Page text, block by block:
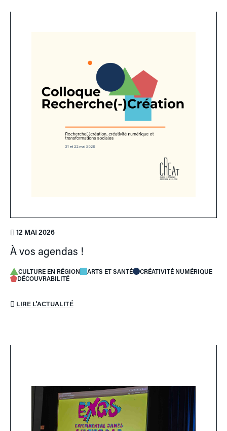
12 MAI 2026
À vos agendas !
CULTURE EN RÉGION ARTS ET SANTÉ
CRÉATIVITÉ NUMÉRIQUE
DÉCOUVRABILITÉ
LIRE L'ACTUALITÉ